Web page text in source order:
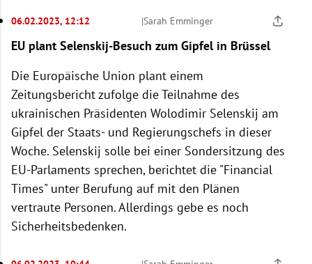
06.02.2023, 12:12 |Sarah Emminger
EU plant Selenskij-Besuch zum Gipfel in Brüssel
Die Europäische Union plant einem
Zeitungsbericht zufolge die Teilnahme des
ukrainischen Präsidenten Wolodimir Selenskij am
Gipfel der Staats- und Regierungschefs in dieser
Woche. Selenskij solle bei einer Sondersitzung des
EU-Parlaments sprechen, berichtet die "Financial
Times" unter Berufung auf mit den Plänen
vertraute Personen. Allerdings gebe es noch
Sicherheitsbedenken.